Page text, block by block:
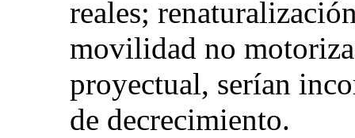
reales;
movilidad no
proyectual, serían
de decrecimiento.